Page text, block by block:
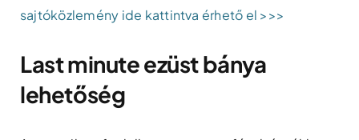
sajtóközlemény ide kattintva érhető el >>>
Last minute ezüst bánya
lehetőség